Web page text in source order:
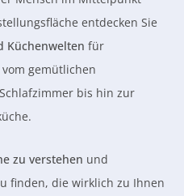
entdecken Sie
Küchenwelten für
gemütlichen
bis hin zur
zu verstehen und
finden, die wirklich zu Ihnen